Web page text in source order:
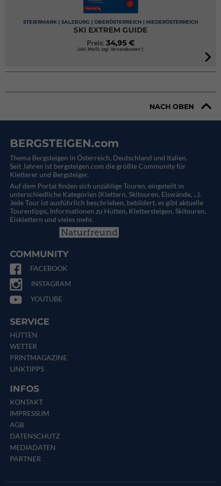
STEIERMARK | SALZBURG | OBERÖSTERREICH | NIEDERÖSTERREICH
SKI EXTREM GUIDE
Preis: 34,95 €
(inkl. MwSt. zzgl. Versandkosten*)
NACH OBEN
BERGSTEIGEN.com
Thema Bergsteigen in Österreich, Deutschland und Italien.
Seit Jahren ist bergsteigen.com die größte Community für
Kletterer und Bergsteiger.
Auf dem Portal finden sich unzählige Touren, eingeteilt in
unterschiedliche Kategorien (Klettern, Skitouren, Eiswände, ...).
Jede Tour ist ausführlich beschrieben, bebildert, es gibt aktuelle
Tourentipps, Informationen zu Hütten, Klettersteigen, Skitouren,
Eisklettern und vieles mehr.
COMMUNITY
FACEBOOK
INSTAGRAM
YOUTUBE
SERVICE
HÜTTEN
WETTER
PRINTMAGAZINE
LINKTIPPS
INFOS
KONTAKT
IMPRESSUM
AGB
DATENSCHUTZ
MEDIADATEN
PARTNER